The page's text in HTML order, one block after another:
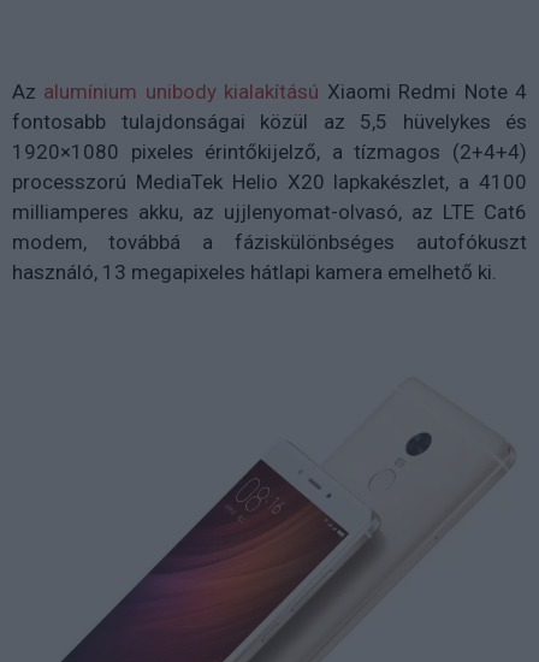
Az alumínium unibody kialakítású Xiaomi Redmi Note 4
fontosabb tulajdonságai közül az 5,5 hüvelykes és
1920×1080 pixeles érintőkijelző, a tízmagos (2+4+4)
processzorú MediaTek Helio X20 lapkakészlet, a 4100
milliamperes akku, az ujjlenyomat-olvasó, az LTE Cat6
modem, továbbá a fáziskülönbséges autofókuszt
használó, 13 megapixeles hátlapi kamera emelhető ki.